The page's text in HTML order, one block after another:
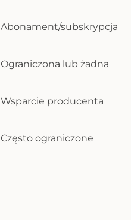
Abonament/subskrypcja
Ograniczona lub żadna
Wsparcie producenta
Często ograniczone